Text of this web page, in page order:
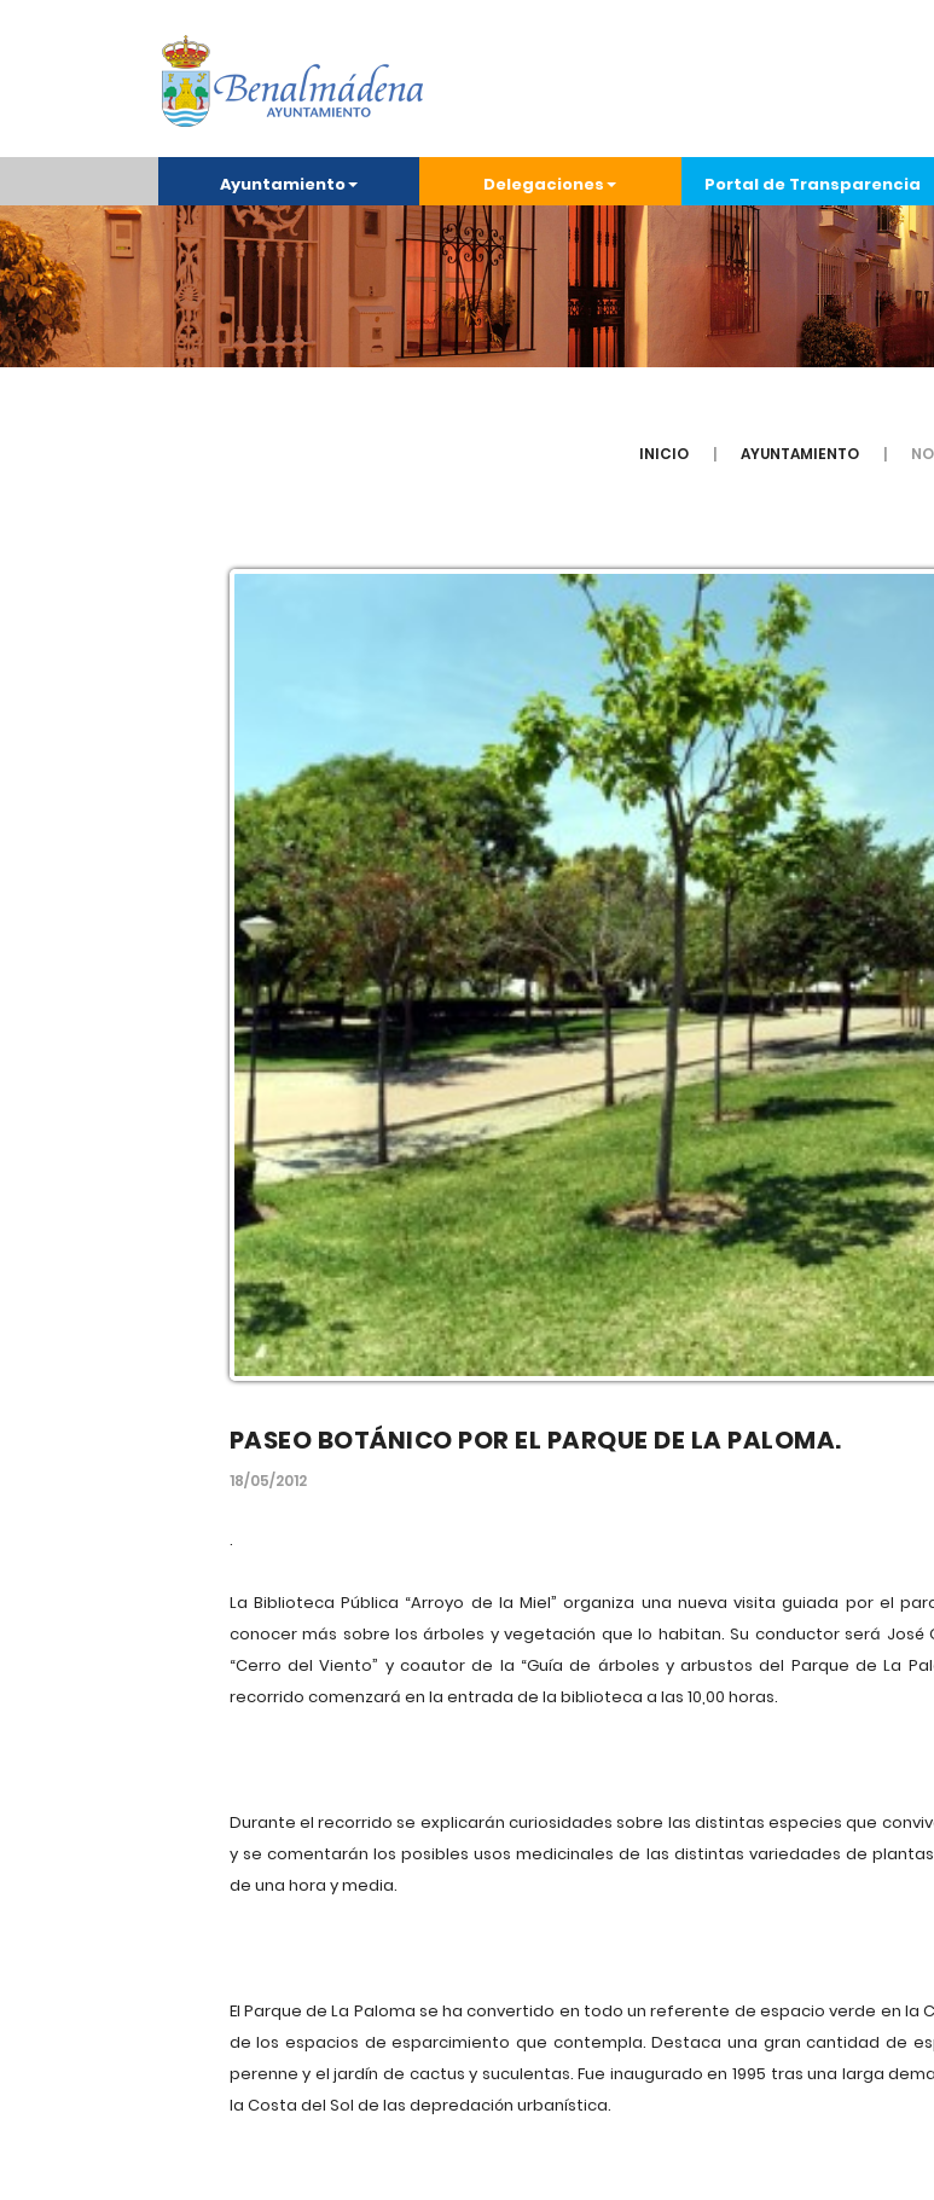
Ayuntamiento Delegaciones Portal de Transparencia
INICIO AYUNTAMIENTO
PASEO BOTÁNICO POR EL PARQUE DE LA PALOMA.
18/05/2012
.
La Biblioteca Pública “Arroyo de la Miel” organiza una nueva visita guiada por el
conocer más sobre los árboles y vegetación que lo habitan. Su conductor será José
“Cerro del Viento” y coautor de la “Guía de árboles y arbustos del Parque de La
recorrido comenzará en la entrada de la biblioteca a las 10,00 horas.
Durante el recorrido se explicarán curiosidades sobre las distintas especies que
y se comentarán los posibles usos medicinales de las distintas variedades de
de una hora y media.
El Parque de La Paloma se ha convertido en todo un referente de espacio verde en la
de los espacios de esparcimiento que contempla. Destaca una gran cantidad de
perenne y el jardín de cactus y suculentas. Fue inaugurado en 1995 tras una larga
la Costa del Sol de las depredación urbanística.